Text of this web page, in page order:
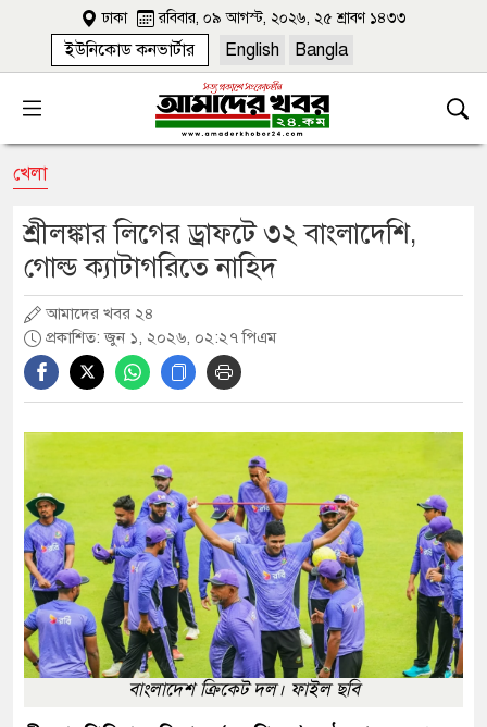
ঢাকা রবিবার, ০৯ আগস্ট, ২০২৬, ২৫ শ্রাবণ ১৪৩৩
ইউনিকোড কনভার্টার English Bangla
খেলা
শ্রীলঙ্কার লিগের ড্রাফটে ৩২ বাংলাদেশি,
গোল্ড ক্যাটাগরিতে নাহিদ
আমাদের খবর ২৪
প্রকাশিত: জুন ১, ২০২৬, ০২:২৭ পিএম
বাংলাদেশ ক্রিকেট দল। ফাইল ছবি